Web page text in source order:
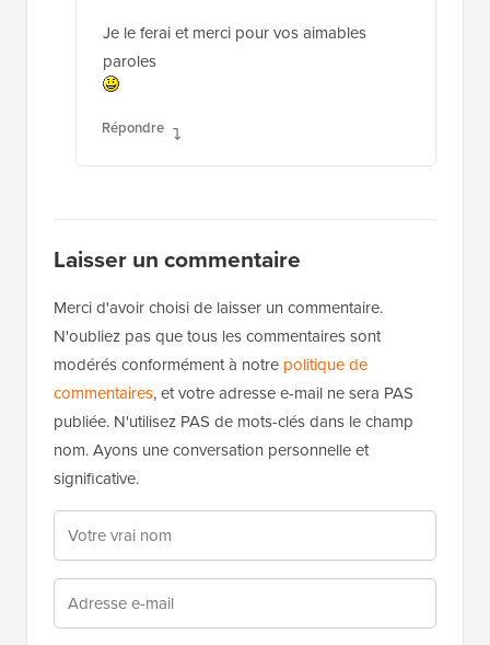
Je le ferai et merci pour vos aimables
paroles
Répondre
Laisser un commentaire
Merci d'avoir choisi de laisser un commentaire.
N'oubliez pas que tous les commentaires sont
modérés conformément à notre politique de
commentaires, et votre adresse e-mail ne sera PAS
publiée. N'utilisez PAS de mots-clés dans le champ
nom. Ayons une conversation personnelle et
significative.